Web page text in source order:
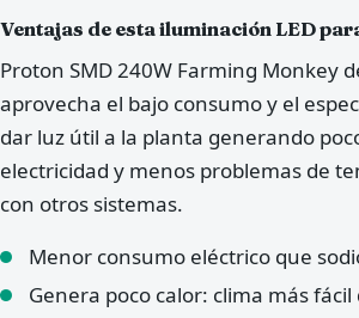
Ventajas de esta iluminación LED
Proton SMD 240W Farming Monkey
aprovecha el bajo consumo y el
dar luz útil a la planta generando
electricidad y menos problemas de
con otros sistemas.
Menor consumo eléctrico que
Genera poco calor: clima más